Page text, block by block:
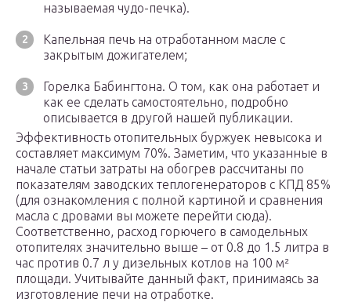
называемая чудо-печка).
Капельная печь на отработанном масле с
закрытым дожигателем;
Горелка Бабингтона. О том, как она работает и
как ее сделать самостоятельно, подробно
описывается в другой нашей публикации.
Эффективность отопительных буржуек невысока и
составляет максимум 70%. Заметим, что указанные в
начале статьи затраты на обогрев рассчитаны по
показателям заводских теплогенераторов с КПД 85%
(для ознакомления с полной картиной и сравнения
масла с дровами вы можете перейти сюда).
Соответственно, расход горючего в самодельных
отопителях значительно выше – от 0.8 до 1.5 литра в
час против 0.7 л у дизельных котлов на 100 м²
площади. Учитывайте данный факт, принимаясь за
изготовление печи на отработке.